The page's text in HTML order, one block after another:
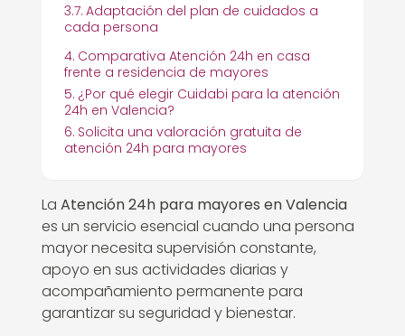
Adaptación del plan de cuidados a
cada persona
Comparativa Atención 24h en casa
frente a residencia de mayores
¿Por qué elegir Cuidabi para la atención
24h en Valencia?
Solicita una valoración gratuita de
atención 24h para mayores
La Atención 24h para mayores en Valencia
es un servicio esencial cuando una persona
mayor necesita supervisión constante,
apoyo en sus actividades diarias y
acompañamiento permanente para
garantizar su seguridad y bienestar.